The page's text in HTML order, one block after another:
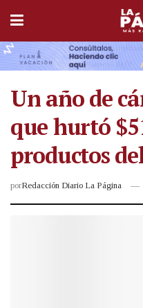
Un año de
que hurtó
productos
porRedacción Diario La Página